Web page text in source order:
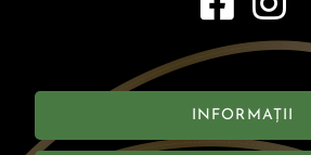
INFORMAȚII